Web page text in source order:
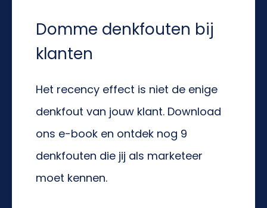
Domme denkfouten bij
klanten
Het recency effect is niet de enige
denkfout van jouw klant. Download
ons e-book en ontdek nog 9
denkfouten die jij als marketeer
moet kennen.